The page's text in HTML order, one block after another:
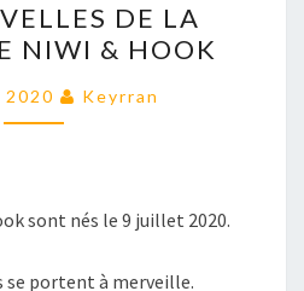
NOUVELLES
DE
LA
PORTÉE
&
DE LA
NIWI & HOOK
Keyrran
sont nés le 9 juillet 2020.
se portent à merveille.